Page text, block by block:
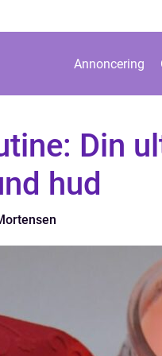
Annoncering
Din
hud